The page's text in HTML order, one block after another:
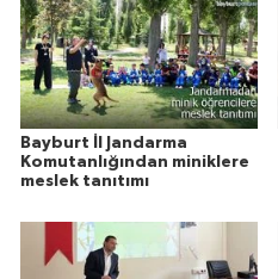
Bayburt İl Jandarma
Komutanlığından miniklere
meslek tanıtımı